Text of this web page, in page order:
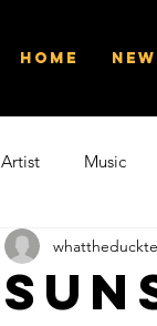
Home
Artist Music